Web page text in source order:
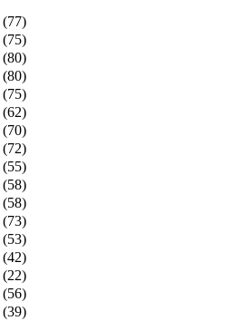
(77)
(75)
(80)
(80)
(75)
(62)
(70)
(72)
(55)
(58)
(58)
(73)
(53)
(42)
(22)
(56)
(39)